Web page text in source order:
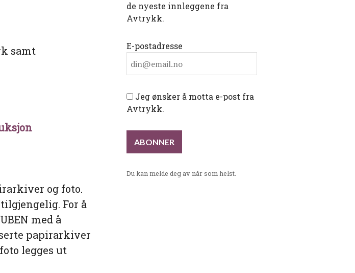
samt
og foto.
For å
med å
papirarkiver
legges ut
de nyeste innleggene fra
Avtrykk.
E-postadresse
Jeg ønsker å motta e-post fra
Avtrykk.
Du kan melde deg av når som helst.